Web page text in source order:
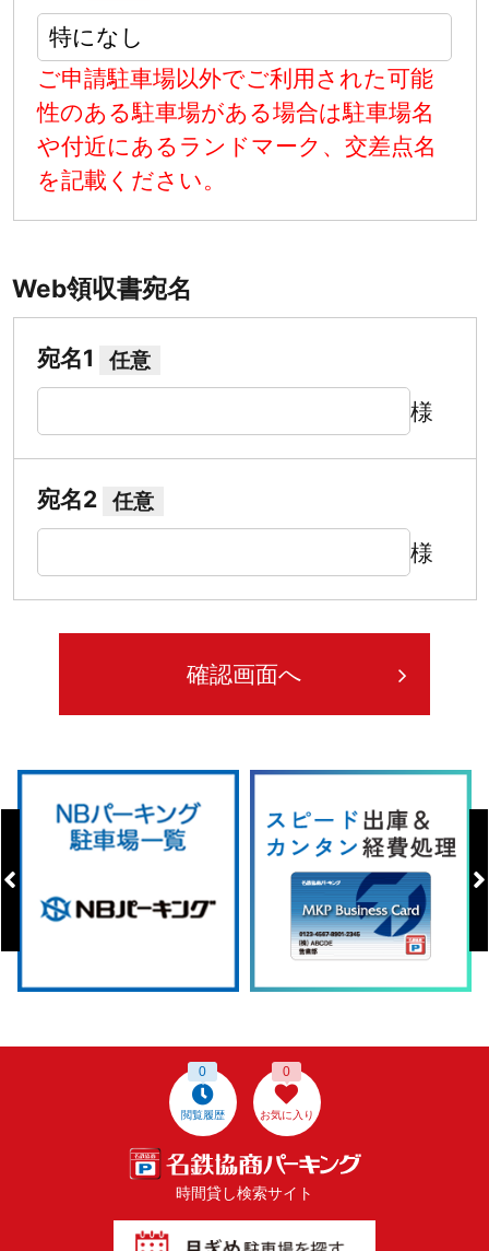
ご申請駐車場以外でご利用された可能
性のある駐車場がある場合は駐車場名
や付近にあるランドマーク、交差点名
を記載ください。
Web領収書宛名
宛名1 任意
様
宛名2 任意
様
閲覧履歴
0
お気に入り
0
時間貸し検索サイト